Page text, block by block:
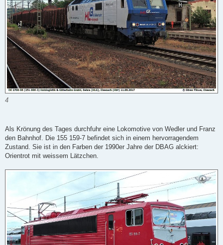
4
Als Krönung des Tages durchfuhr eine Lokomotive von Wedler und Franz
den Bahnhof. Die 155 159-7 befindet sich in einem hervorragendem
Zustand. Sie ist in den Farben der 1990er Jahre der DBAG alckiert:
Orientrot mit weissem Lätzchen.